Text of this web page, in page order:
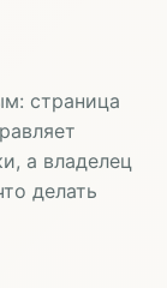
страница
а владелец
делать